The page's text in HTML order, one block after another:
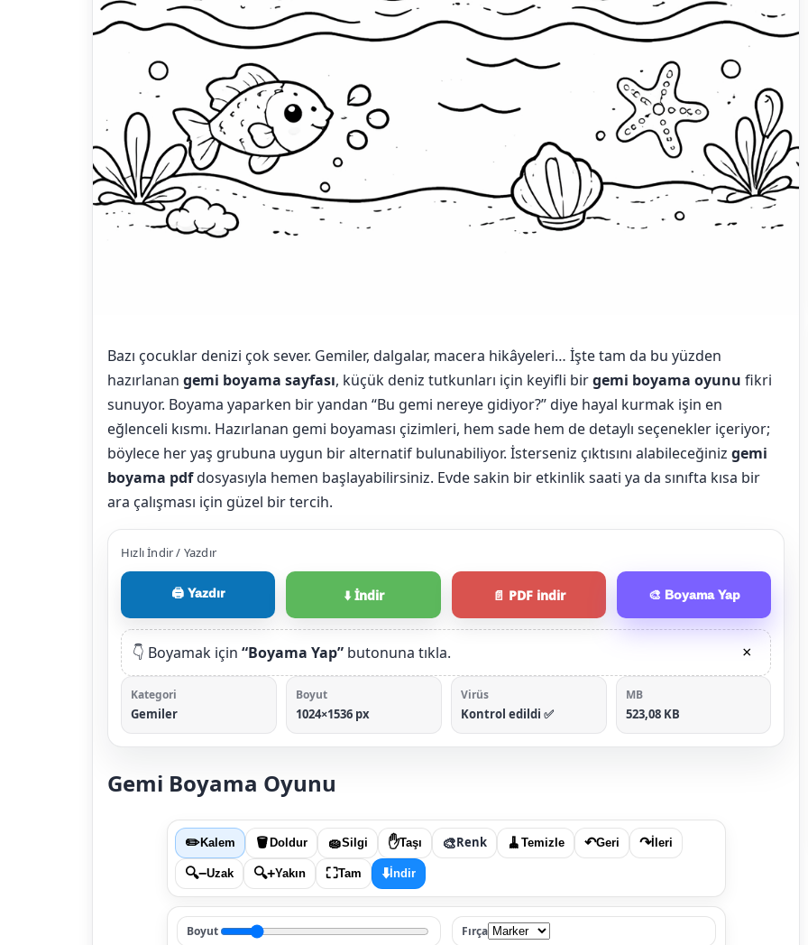
Bazı çocuklar denizi çok sever. Gemiler, dalgalar, macera hikâyeleri… İşte tam da bu yüzden
hazırlanan gemi boyama sayfası, küçük deniz tutkunları için keyifli birgemi boyama oyunu fikri
sunuyor. Boyama yaparken bir yandan “Bu gemi nereye gidiyor?” diye hayal kurmak işin en
eğlenceli kısmı. Hazırlanan gemi boyaması çizimleri, hem sade hem de detaylı seçenekler içeriyor;
böylece her yaş grubuna uygun bir alternatif bulunabiliyor. İsterseniz çıktısını alabileceğiniz gemi
boyama pdfdosyasıyla hemen başlayabilirsiniz. Evde sakin bir etkinlik saati ya da sınıfta kısa bir
ara çalışması için güzel bir tercih.
Hızlı İndir / Yazdır
🖨️ Yazdır ⬇️ İndir 📄 PDF indir 🎨 Boyama Yap
👇 Boyamak için “Boyama Yap” butonuna tıkla. ×
Kategori
Gemiler
Boyut
1024×1536 px
Virüs
Kontrol edildi ✅
MB
523,08 KB
Gemi Boyama Oyunu
✏️Kalem 🪣 Doldur 🧽Silgi ✋Taşı 🎨Renk 🧹 Temizle ↶Geri ↷İleri
🔍−Uzak 🔍+Yakın ⛶Tam ⬇️İndir
Boyut Fırça